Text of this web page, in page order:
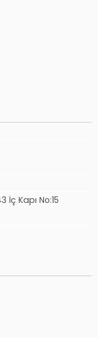
İç Kapı No:15